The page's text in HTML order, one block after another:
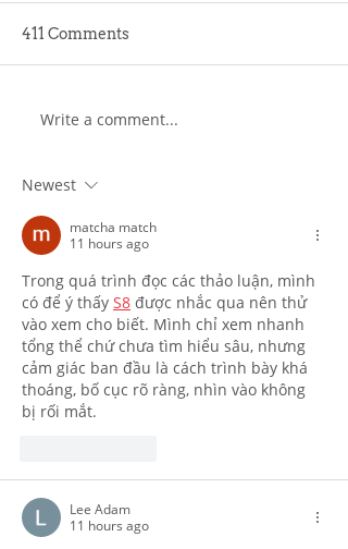
411 Comments
Write a comment...
Newest
matcha match
11 hours ago
Trong quá trình đọc các thảo luận, mình
có để ý thấy S8 được nhắc qua nên thử
vào xem cho biết. Mình chỉ xem nhanh
tổng thể chứ chưa tìm hiểu sâu, nhưng
cảm giác ban đầu là cách trình bày khá
thoáng, bố cục rõ ràng, nhìn vào không
bị rối mắt.
Lee Adam
11 hours ago